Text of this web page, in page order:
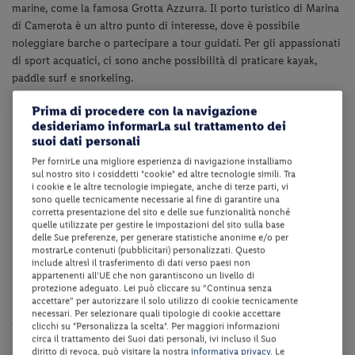
marine, come la famosa Grotta Azzurra. Il porto turistico di Marina
di Camerota è un altro punto di interesse, dove è possibile
noleggiare barche o partecipare a tour guidati. Per gli appassionati
di sport acquatici, ci sono anche possibilità di praticare kayak,
paddle surf e snorkeling.
Dotazioni della struttura
La struttura dispone di reception (dalle ore 8.00 alle ore 22.00),
bar, ristorante, ascensore, piscina scoperta con lettini ed
ombrelloni fino ad esaurimento (valido dal 05/06 al 05/09 ca.),
giardino e terrazza, sala TV, collegamento internet Wi-Fi nelle zone
comuni e parcheggio privato fino ad esaurimento. A pagamento:
utilizzo del maneggio, noleggio del pedalò.
Camere
Le camere Classic dispongono di servizi privati, asciugacapelli, aria
condizionata, TV satellitare, telefono, minibar (consumazioni a
pagamento), collegamento internet Wi-Fi e cassaforte.
Prima di procedere con la navigazione
desideriamo informarLa sul trattamento dei
suoi dati personali
Per fornirLe una migliore esperienza di navigazione installiamo
sul nostro sito i cosiddetti "cookie" ed altre tecnologie simili. Tra
i cookie e le altre tecnologie impiegate, anche di terze parti, vi
sono quelle tecnicamente necessarie al fine di garantire una
corretta presentazione del sito e delle sue funzionalità nonché
quelle utilizzate per gestire le impostazioni del sito sulla base
delle Sue preferenze, per generare statistiche anonime e/o per
mostrarLe contenuti (pubblicitari) personalizzati. Questo
include altresì il trasferimento di dati verso paesi non
appartenenti all'UE che non garantiscono un livello di
protezione adeguato. Lei può cliccare su “Continua senza
accettare” per autorizzare il solo utilizzo di cookie tecnicamente
necessari. Per selezionare quali tipologie di cookie accettare
clicchi su "Personalizza la scelta". Per maggiori informazioni
circa il trattamento dei Suoi dati personali, ivi incluso il Suo
diritto di revoca, può visitare la nostra informativa privacy. Le